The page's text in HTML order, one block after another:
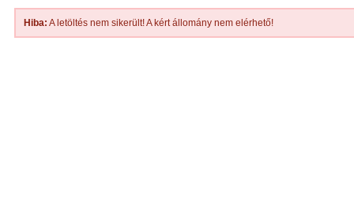
Hiba: A letöltés nem sikerült! A kért állomány nem elérhető!